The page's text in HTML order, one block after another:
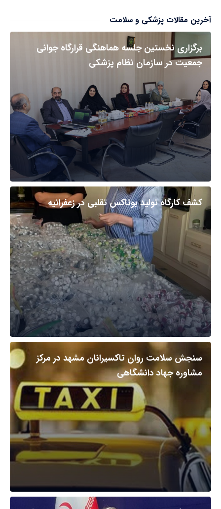
آخرین مقالات پزشکی و سلامت
برگزاری نخستین جلسه هماهنگی قرارگاه جوانی
جمعیت در سازمان نظام پزشکی
کشف کارگاه تولید بوتاکس تقلبی در زعفرانیه
سنجش سلامت روان تاکسیرانان مشهد در مرکز
مشاوره جهاد دانشگاهی